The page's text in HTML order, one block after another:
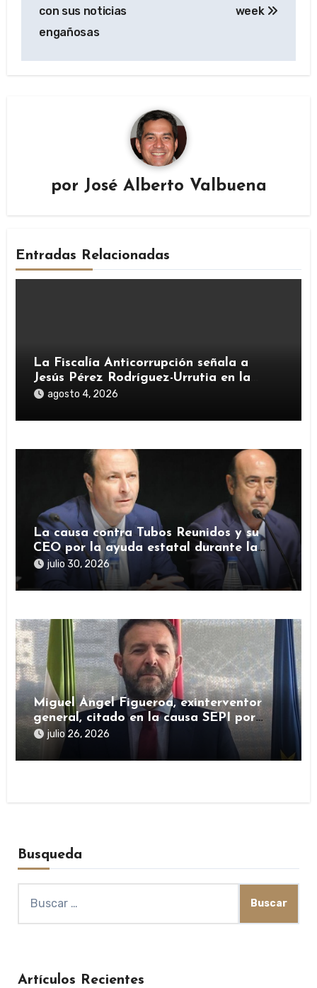
con sus noticias
engañosas
week
por José Alberto Valbuena
Entradas Relacionadas
La Fiscalía Anticorrupción señala a
Jesús Pérez Rodríguez-Urrutia en la
investigación del rescate de Tubos
agosto 4, 2026
La causa contra Tubos Reunidos y su
CEO por la ayuda estatal durante la
pandemia sigue abierta
julio 30, 2026
Miguel Ángel Figueroa, exinterventor
general, citado en la causa SEPI por
presuntas irregularidades en ayudas
julio 26, 2026
Busqueda
Artículos Recientes